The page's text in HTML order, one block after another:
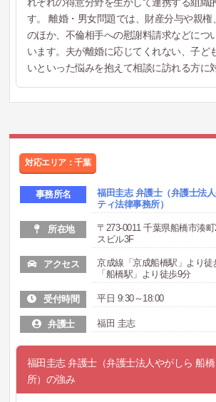
れぞれの得意分野を生かして連携する組織
す。 離婚・男女問題では、財産分与や親権
のほか、不倫相手への慰謝料請求などにつ
います。夫が離婚に応じてくれない、子ど
いといった悩みを抱えて相談に訪れる方に
対応エリア：千葉
事務所名
福田圭志 弁護士（弁護士法
ティ法律事務所）
所在地
〒273-0011 千葉県船橋市湊
スビル3F
アクセス
京成線「京成船橋駅」より徒
「船橋駅」より徒歩9分
受付時間 平日 9:30～18:00
弁護士 福田 圭志
福田圭志 弁護士（弁護士法人やがしら 船
所）の強み